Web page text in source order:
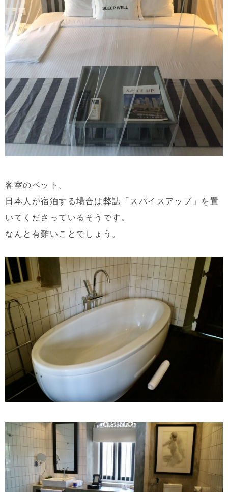
客室のベット。
日本人が宿泊する場合は弊誌「スパイスアップ」を置
いてくださっているそうです。
なんと有難いことでしょう。